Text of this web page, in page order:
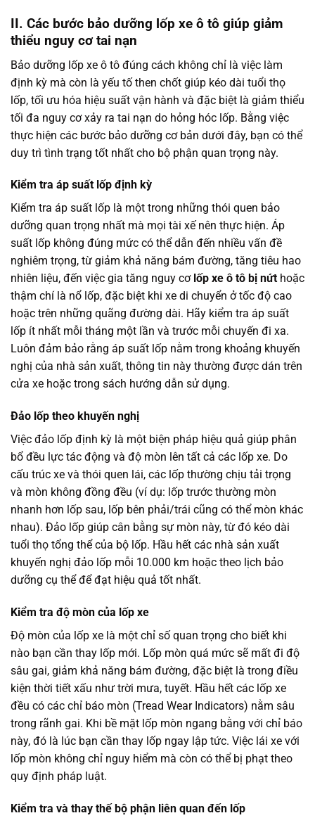
II. Các bước bảo dưỡng lốp xe ô tô giúp giảm
thiểu nguy cơ tai nạn
Bảo dưỡng lốp xe ô tô đúng cách không chỉ là việc làm
định kỳ mà còn là yếu tố then chốt giúp kéo dài tuổi thọ
lốp, tối ưu hóa hiệu suất vận hành và đặc biệt là giảm thiểu
tối đa nguy cơ xảy ra tai nạn do hỏng hóc lốp. Bằng việc
thực hiện các bước bảo dưỡng cơ bản dưới đây, bạn có thể
duy trì tình trạng tốt nhất cho bộ phận quan trọng này.
Kiểm tra áp suất lốp định kỳ
Kiểm tra áp suất lốp là một trong những thói quen bảo
dưỡng quan trọng nhất mà mọi tài xế nên thực hiện. Áp
suất lốp không đúng mức có thể dẫn đến nhiều vấn đề
nghiêm trọng, từ giảm khả năng bám đường, tăng tiêu hao
nhiên liệu, đến việc gia tăng nguy cơ lốp xe ô tô bị nứt hoặc
thậm chí là nổ lốp, đặc biệt khi xe di chuyển ở tốc độ cao
hoặc trên những quãng đường dài. Hãy kiểm tra áp suất
lốp ít nhất mỗi tháng một lần và trước mỗi chuyến đi xa.
Luôn đảm bảo rằng áp suất lốp nằm trong khoảng khuyến
nghị của nhà sản xuất, thông tin này thường được dán trên
cửa xe hoặc trong sách hướng dẫn sử dụng.
Đảo lốp theo khuyến nghị
Việc đảo lốp định kỳ là một biện pháp hiệu quả giúp phân
bổ đều lực tác động và độ mòn lên tất cả các lốp xe. Do
cấu trúc xe và thói quen lái, các lốp thường chịu tải trọng
và mòn không đồng đều (ví dụ: lốp trước thường mòn
nhanh hơn lốp sau, lốp bên phải/trái cũng có thể mòn khác
nhau). Đảo lốp giúp cân bằng sự mòn này, từ đó kéo dài
tuổi thọ tổng thể của bộ lốp. Hầu hết các nhà sản xuất
khuyến nghị đảo lốp mỗi 10.000 km hoặc theo lịch bảo
dưỡng cụ thể để đạt hiệu quả tốt nhất.
Kiểm tra độ mòn của lốp xe
Độ mòn của lốp xe là một chỉ số quan trọng cho biết khi
nào bạn cần thay lốp mới. Lốp mòn quá mức sẽ mất đi độ
sâu gai, giảm khả năng bám đường, đặc biệt là trong điều
kiện thời tiết xấu như trời mưa, tuyết. Hầu hết các lốp xe
đều có các chỉ báo mòn (Tread Wear Indicators) nằm sâu
trong rãnh gai. Khi bề mặt lốp mòn ngang bằng với chỉ báo
này, đó là lúc bạn cần thay lốp ngay lập tức. Việc lái xe với
lốp mòn không chỉ nguy hiểm mà còn có thể bị phạt theo
quy định pháp luật.
Kiểm tra và thay thế bộ phận liên quan đến lốp